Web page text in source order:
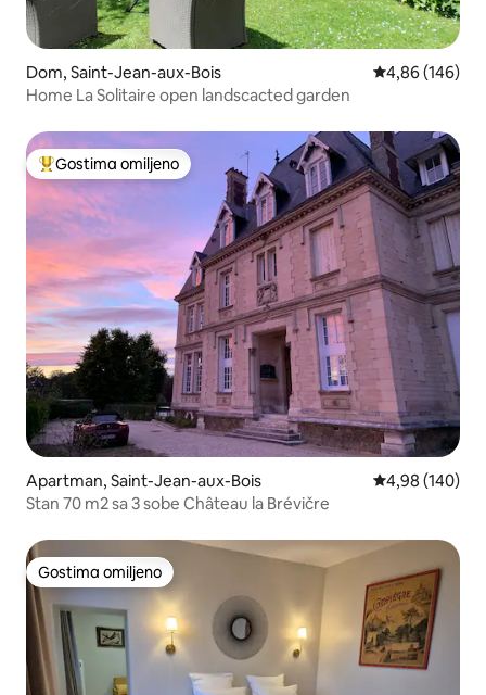
Dom, Saint-Jean-aux-Bois Prosečna
4,86 (146)
Home La Solitaire open landscacted garden
Najuspešniji među gostima omiljenim
Gostima omiljeno
Apartman, Saint-Jean-aux-Bois Prosečna
4,98 (140)
Stan 70 m2 sa 3 sobe Château la Brévičre
Gostima omiljeno
Gostima omiljeno